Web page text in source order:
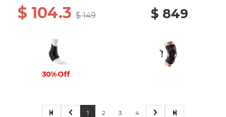
$ 104.3$ 149
30% Off
$ 849
1 2 3 4